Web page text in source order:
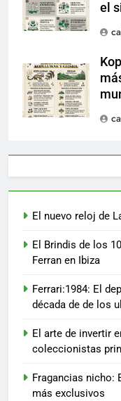
el
El nuevo reloj de
El Brindis de los
Ferran en Ibiza
Ferrari:1984: El
década de de los
El arte de invertir
coleccionistas
Fragancias nicho:
más exclusivos